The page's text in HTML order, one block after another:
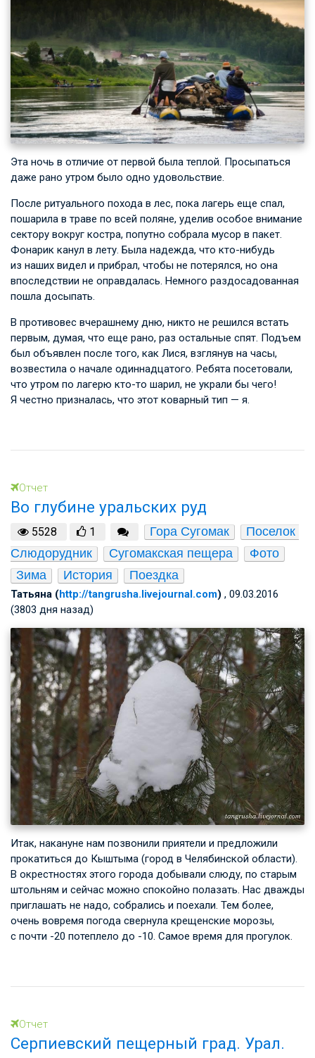
Эта ночь в отличие от первой была теплой. Просыпаться
даже рано утром было одно удовольствие.
После ритуального похода в лес, пока лагерь еще спал,
пошарила в траве по всей поляне, уделив особое внимание
сектору вокруг костра, попутно собрала мусор в пакет.
Фонарик канул в лету. Была надежда, что кто-нибудь
из наших видел и прибрал, чтобы не потерялся, но она
впоследствии не оправдалась. Немного раздосадованная
пошла досыпать.
В противовес вчерашнему дню, никто не решился встать
первым, думая, что еще рано, раз остальные спят. Подъем
был объявлен после того, как Лися, взглянув на часы,
возвестила о начале одиннадцатого. Ребята посетовали,
что утром по лагерю кто-то шарил, не украли бы чего!
Я честно призналась, что этот коварный тип — я.
Отчет
Во глубине уральских руд
5528 1 Гора Сугомак
Поселок
Слюдорудник
Сугомакская пещера
Фото
Зима
История Поездка
Татьяна (http://tangrusha.livejournal.com) , 09.03.2016
(3803 дня назад)
Итак, накануне нам позвонили приятели и предложили
прокатиться до Кыштыма (город в Челябинской области).
В окрестностях этого города добывали слюду, по старым
штольням и сейчас можно спокойно полазать. Нас дважды
приглашать не надо, собрались и поехали. Тем более,
очень вовремя погода свернула крещенские морозы,
с почти -20 потеплело до -10. Самое время для прогулок.
Отчет
Серпиевский пещерный град. Урал.